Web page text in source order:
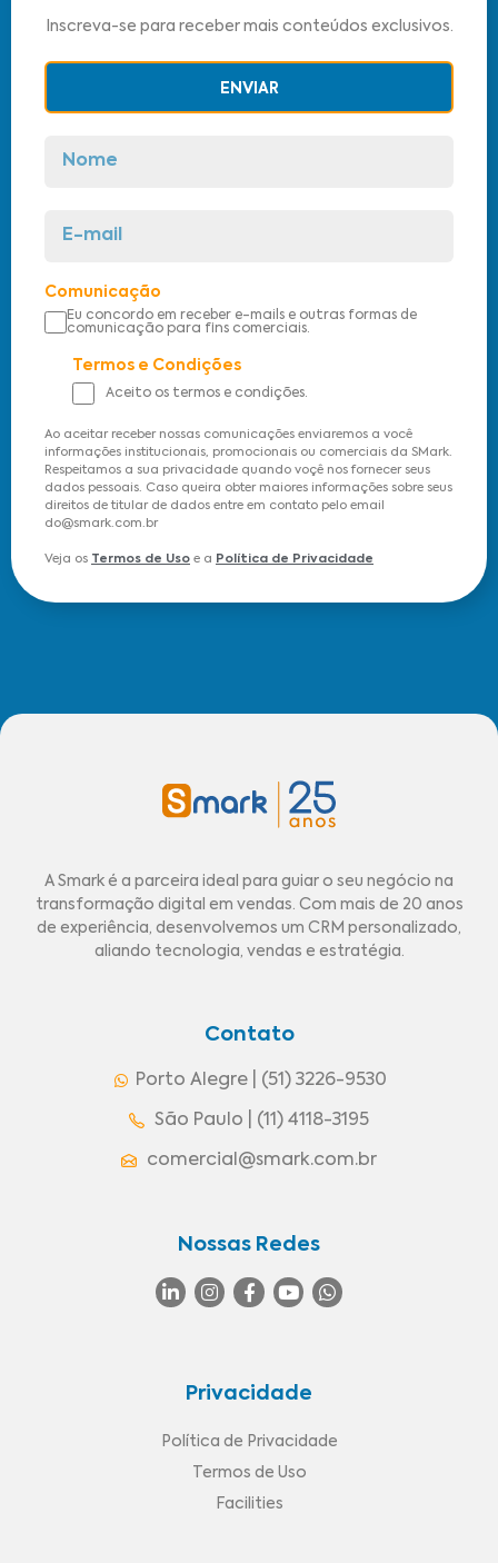
Inscreva-se para receber mais conteúdos exclusivos.
Comunicação
Eu concordo em receber e-mails e outras formas de
comunicação para fins comerciais.
Termos e Condições
Aceito os termos e condições.
Ao aceitar receber nossas comunicações enviaremos a você
informações institucionais, promocionais ou comerciais da SMark.
Respeitamos a sua privacidade quando voçê nos fornecer seus
dados pessoais. Caso queira obter maiores informações sobre seus
direitos de titular de dados entre em contato pelo email
do@smark.com.br
Veja os Termos de Uso e a Política de Privacidade
ENVIAR
A Smark é a parceira ideal para guiar o seu negócio na
transformação digital em vendas. Com mais de 20 anos
de experiência, desenvolvemos um CRM personalizado,
aliando tecnologia, vendas e estratégia.
Contato
Porto Alegre | (51) 3226-9530
São Paulo | (11) 4118-3195
comercial@smark.com.br
Nossas Redes
Privacidade
Política de Privacidade
Termos de Uso
Facilities